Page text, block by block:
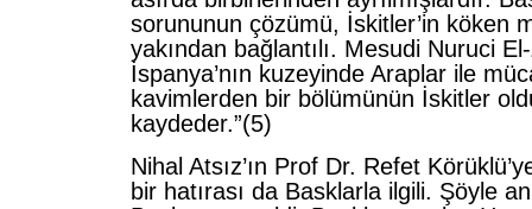
sorununun çözümü, İskitler’in köken
yakından bağlantılı. Mesudi Nuruci
İspanya’nın kuzeyinde Araplar ile
kavimlerden bir bölümünün İskitler
kaydeder.”(5)
Nihal Atsız’ın Prof Dr. Refet
bir hatırası da Basklarla ilgili. Şöyle